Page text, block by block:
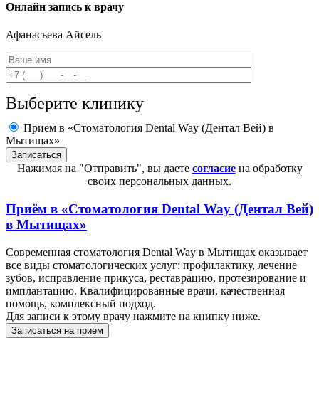
Онлайн запись к врачу
Афанасьева Айсель
Выберите клинику
Приём в «Стоматология Dental Way (Дентал Вей) в
Мытищах»
Нажимая на "Отправить", вы даете согласиена обработку
своих персональных данных.
Приём в «Стоматология Dental Way (Дентал Вей)
в Мытищах»
Современная стоматология Dental Way в Мытищах оказывает
все виды стоматологических услуг: профилактику, лечение
зубов, исправление прикуса, реставрацию, протезирование и
имплантацию. Квалифицированные врачи, качественная
помощь, комплексный подход.
Для записи к этому врачу нажмите на книпку ниже.
Записаться на прием